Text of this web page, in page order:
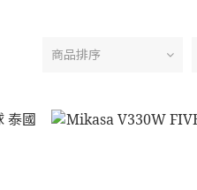
商品排序